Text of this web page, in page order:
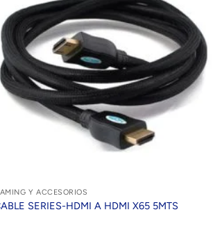
Y ACCESORIOS
SERIES-HDMI A HDMI X65 5MTS